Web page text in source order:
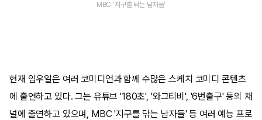
MBC '지구를 닦는 남자들'
현재 임우일은 여러 코미디언과 함께 수많은 스케치 코미디 콘텐츠
에 출연하고 있다. 그는 유튜브 '180초', '와그티비', '6번출구' 등의 채
널에 출연하고 있으며, MBC '지구를 닦는 남자들' 등 여러 예능 프로